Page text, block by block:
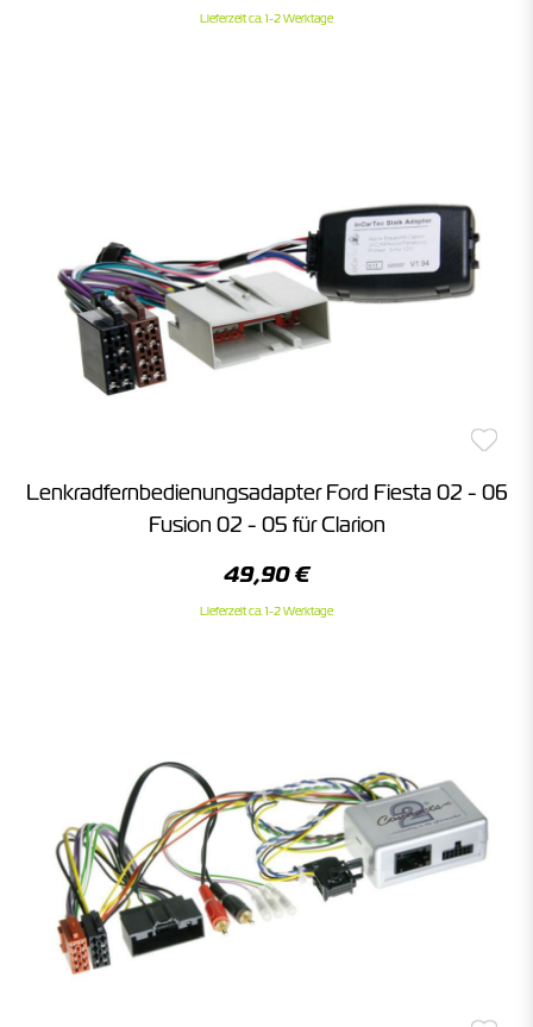
Lieferzeit ca. 1-2 Werktage
Lenkradfernbedienungsadapter Ford Fiesta 02 - 06
Fusion 02 - 05 für Clarion
49,90 €
Lieferzeit ca. 1-2 Werktage